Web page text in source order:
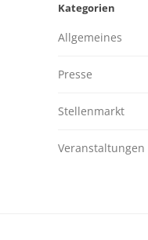
Kategorien
Allgemeines
Presse
Stellenmarkt
Veranstaltungen